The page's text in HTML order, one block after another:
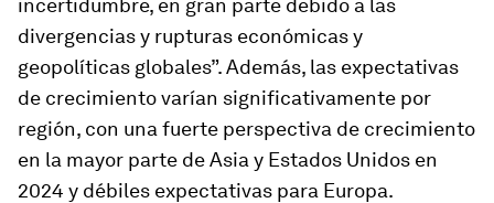
incertidumbre, en gran parte debido a las
divergencias y rupturas económicas y
geopolíticas globales”. Además, las expectativas
de crecimiento varían significativamente por
región, con una fuerte perspectiva de crecimiento
en la mayor parte de Asia y Estados Unidos en
2024 y débiles expectativas para Europa.